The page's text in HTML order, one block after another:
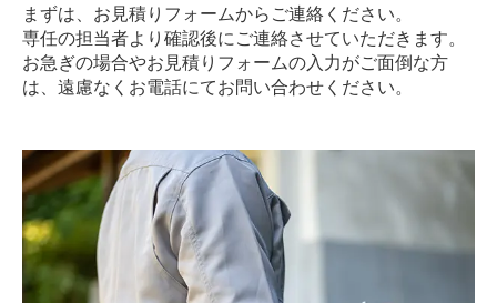
まずは、お見積りフォームからご連絡ください。
専任の担当者より確認後にご連絡させていただきます。
お急ぎの場合やお見積りフォームの入力がご面倒な方
は、遠慮なく お電話にてお問い合わせください。